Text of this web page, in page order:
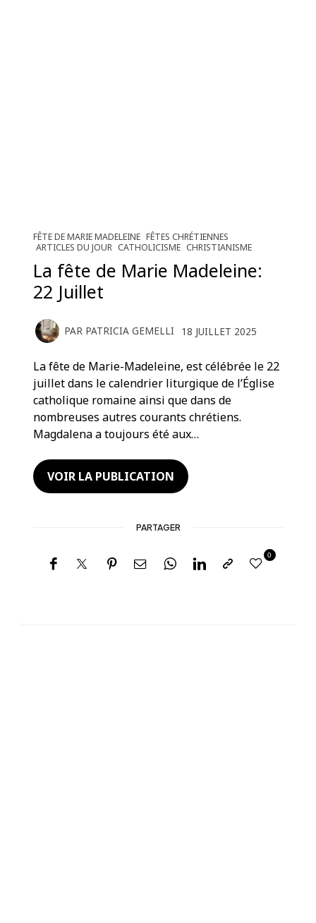
FÊTE DE MARIE MADELEINE FÊTES CHRÉTIENNES
ARTICLES DU JOUR CATHOLICISME CHRISTIANISME
La fête de Marie Madeleine:
22 Juillet
PAR PATRICIA GEMELLI 18 JUILLET 2025
La fête de Marie-Madeleine, est célébrée le 22
juillet dans le calendrier liturgique de l’Église
catholique romaine ainsi que dans de
nombreuses autres courants chrétiens.
Magdalena a toujours été aux…
VOIR LA PUBLICATION
PARTAGER
0